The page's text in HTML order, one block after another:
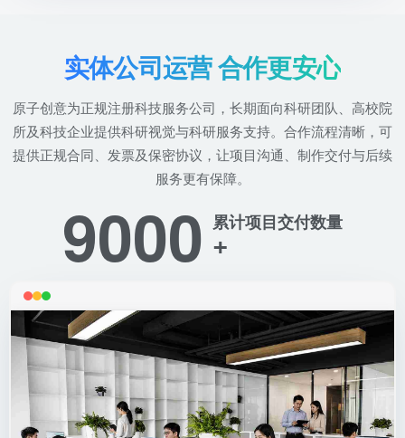
实体公司运营 合作更安心
原子创意为正规注册科技服务公司，长期面向科研团队、高校院
所及科技企业提供科研视觉与科研服务支持。合作流程清晰，可
提供正规合同、发票及保密协议，让项目沟通、制作交付与后续
服务更有保障。
9000 累计项目交付数量
+